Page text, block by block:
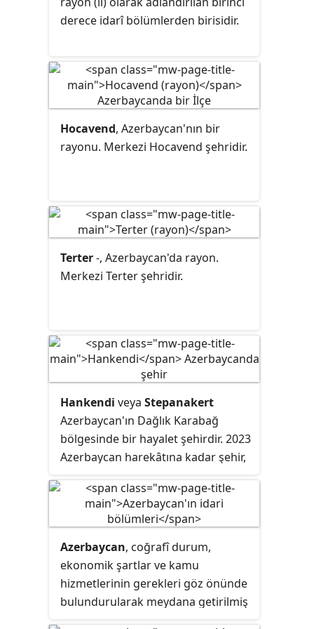
Operasyonu sonrası bölgede
yaşayan Ermenilerin neredeyse
derece idarî bölümlerden birisidir.
Hocavend, Azerbaycan'nın bir
rayonu. Merkezi Hocavend şehridir.
Terter-, Azerbaycan'da rayon.
Merkezi Terter şehridir.
Hankendi veya Stepanakert
Azerbaycan'ın Dağlık Karabağ
bölgesinde bir hayalet şehirdir. 2023
Azerbaycan harekâtına kadar şehir,
Cumhuriyeti'nin kontrolü altındaydı
ve başkenti olarak işlev görüyordu.
Şehir, Karabağ dağ sırasının doğu
yamaçlarında, Karkar Nehri'nin sol
kıyısında, bir vadi içinde yer
almaktadır.
Azerbaycan, coğrafî durum,
ekonomik şartlar ve kamu
hizmetlerinin gerekleri göz önünde
bulundurularak meydana getirilmiş